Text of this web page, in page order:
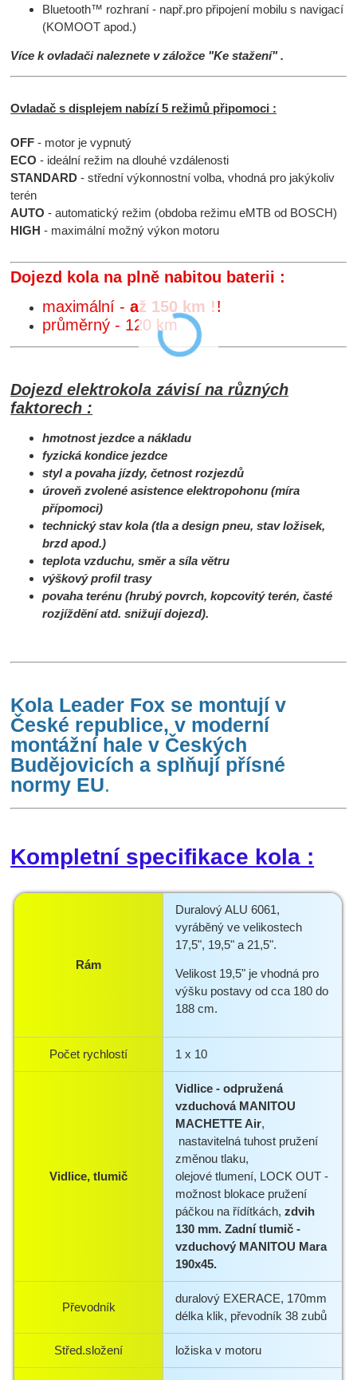
Bluetooth™ rozhraní - např.pro připojení mobilu s navigací
(KOMOOT apod.)
Více k ovladači naleznete v záložce "Ke stažení" .
Ovladač s displejem nabízí 5 režimů připomoci :
OFF - motor je vypnutý
ECO - ideální režim na dlouhé vzdálenosti
STANDARD - střední výkonnostní volba, vhodná pro jakýkoliv
terén
AUTO - automatický režim (obdoba režimu eMTB od BOSCH)
HIGH - maximální možný výkon motoru
Dojezd kola na plně nabitou baterii :
maximální -až 150 km !!
průměrný - 120 km
Dojezd elektrokola závisí na různých
faktorech :
hmotnost jezdce a nákladu
fyzická kondice jezdce
styl a povaha jízdy, četnost rozjezdů
úroveň zvolené asistence elektropohonu (míra
přípomoci)
technický stav kola (tla a design pneu, stav ložisek,
brzd apod.)
teplota vzduchu, směr a síla větru
výškový profil trasy
povaha terénu (hrubý povrch, kopcovitý terén, časté
rozjíždění atd. snižují dojezd).
Kola Leader Fox se montují v
České republice, v moderní
montážní hale v Českých
Budějovicích a splňují přísné
normy EU.
Kompletní specifikace kola :
Rám
Duralový ALU 6061,
vyráběný ve velikostech
17,5", 19,5" a 21,5".
Velikost 19,5" je vhodná pro
výšku postavy od cca 180 do
188 cm.
Počet rychlostí 1 x 10
Vidlice, tlumič
Vidlice - odpružená
vzduchová MANITOU
MACHETTE Air,
nastavitelná tuhost pružení
změnou tlaku,
olejové tlumení, LOCK OUT -
možnost blokace pružení
páčkou na řídítkách,zdvih
130 mm. Zadní tlumič -
vzduchový MANITOU Mara
190x45.
Převodník
duralový EXERACE, 170mm
délka klik, převodník 38 zubů
Střed.složení ložiska v motoru